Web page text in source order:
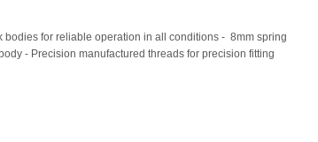
bodies for reliable operation in all conditions - 8mm spring
- Precision manufactured threads for precision fitting